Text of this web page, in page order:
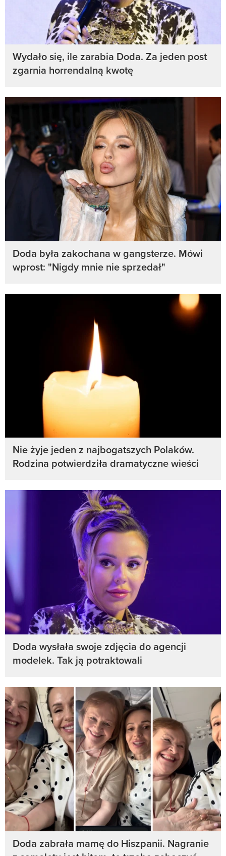
Wydało się, ile zarabia Doda. Za jeden post
zgarnia horrendalną kwotę
Doda była zakochana w gangsterze. Mówi
wprost: "Nigdy mnie nie sprzedał"
Nie żyje jeden z najbogatszych Polaków.
Rodzina potwierdziła dramatyczne wieści
Doda wysłała swoje zdjęcia do agencji
modelek. Tak ją potraktowali
Doda zabrała mamę do Hiszpanii. Nagranie